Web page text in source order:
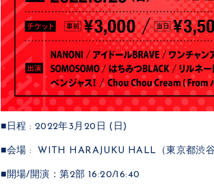
■日程 : 2022年3月20日 (日)
■会場 : WITH HARAJUKU HALL（東京都渋谷
■開場/開演：第2部 16:20/16:40